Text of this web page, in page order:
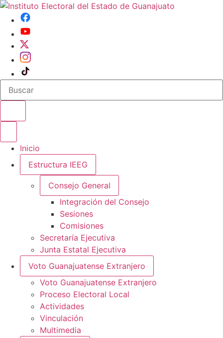
Buscar en el sitio
Inicio
Estructura IEEG
Consejo General
Integración del Consejo
Sesiones
Comisiones
Secretaría Ejecutiva
Junta Estatal Ejecutiva
Voto Guanajuatense Extranjero
Voto Guanajuatense Extranjero
Proceso Electoral Local
Actividades
Vinculación
Multimedia